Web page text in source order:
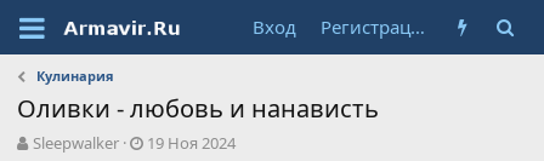
Вход Регистрация
Кулинария
Оливки - любовь и нанависть
А
Sleepwalker
Д
19 Ноя 2024